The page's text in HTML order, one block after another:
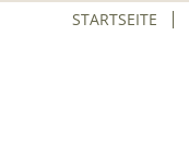
STARTSEITE